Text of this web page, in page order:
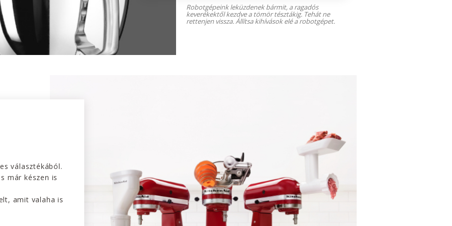
Robotgépeink leküzdenek bármit, a ragadós
keverékektől kezdve a tömör tésztákig. Tehát ne
rettenjen vissza. Állítsa kihívások elé a robotgépet.
választékából.
már készen is
amit valaha is